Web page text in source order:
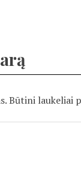
Būtini laukeliai